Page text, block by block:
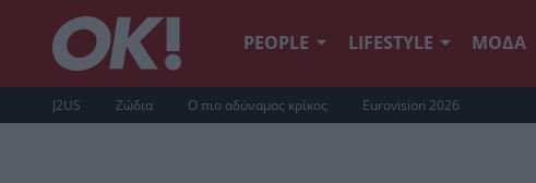
PEOPLE LIFESTYLE ΜΟΔΑ
J2US Ζώδια Ο πιο αδύναμος κρίκος Eurovision 2026